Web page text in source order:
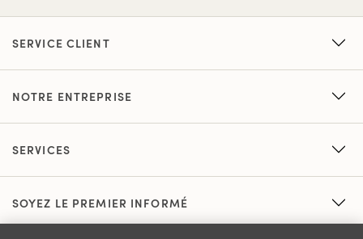
SERVICE CLIENT
NOTRE ENTREPRISE
SERVICES
SOYEZ LE PREMIER INFORMÉ